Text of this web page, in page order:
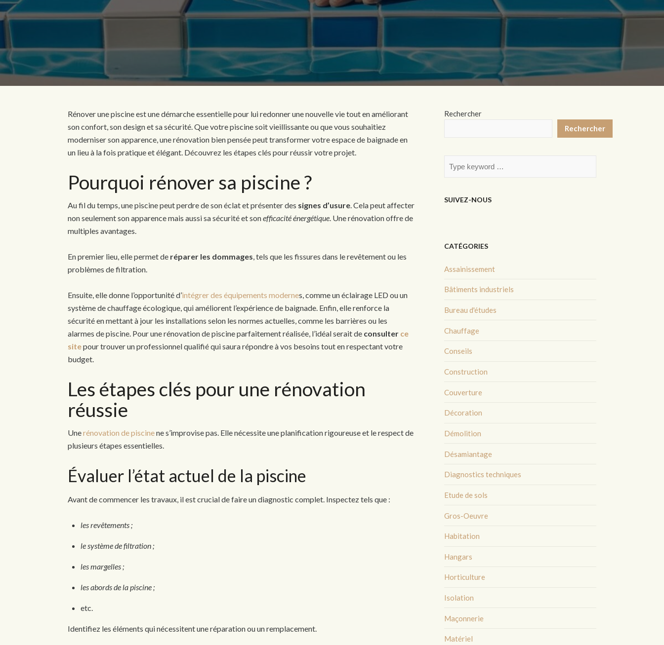
Rénover une piscine est une démarche essentielle pour lui redonner une nouvelle vie tout en améliorant
son confort, son design et sa sécurité. Que votre piscine soit vieillissante ou que vous souhaitiez
moderniser son apparence, une rénovation bien pensée peut transformer votre espace de baignade en
un lieu à la fois pratique et élégant. Découvrez les étapes clés pour réussir votre projet.
Pourquoi rénover sa piscine ?
Au fil du temps, une piscine peut perdre de son éclat et présenter des signes d’usure. Cela peut affecter
non seulement son apparence mais aussi sa sécurité et sonefficacité énergétique. Une rénovation offre de
multiples avantages.
En premier lieu, elle permet de réparer les dommages, tels que les fissures dans le revêtement ou les
problèmes de filtration.
Ensuite, elle donne l’opportunité d’intégrer des équipements modernes, comme un éclairage LED ou un
système de chauffage écologique, qui améliorent l’expérience de baignade. Enfin, elle renforce la
sécurité en mettant à jour les installations selon les normes actuelles, comme les barrières ou les
alarmes de piscine. Pour une rénovation de piscine parfaitement réalisée, l’idéal serait de consulter ce
sitepour trouver un professionnel qualifié qui saura répondre à vos besoins tout en respectant votre
budget.
Les étapes clés pour une rénovation
réussie
Unerénovation de piscinene s’improvise pas. Elle nécessite une planification rigoureuse et le respect de
plusieurs étapes essentielles.
Évaluer l’état actuel de la piscine
Avant de commencer les travaux, il est crucial de faire un diagnostic complet. Inspectez tels que :
les revêtements ;
le système de filtration ;
les margelles ;
les abords de la piscine ;
etc.
Identifiez les éléments qui nécessitent une réparation ou un remplacement.
Rechercher
Rechercher
SUIVEZ-NOUS
CATÉGORIES
Assainissement
Bâtiments industriels
Bureau d'études
Chauffage
Conseils
Construction
Couverture
Décoration
Démolition
Désamiantage
Diagnostics techniques
Etude de sols
Gros-Oeuvre
Habitation
Hangars
Horticulture
Isolation
Maçonnerie
Matériel